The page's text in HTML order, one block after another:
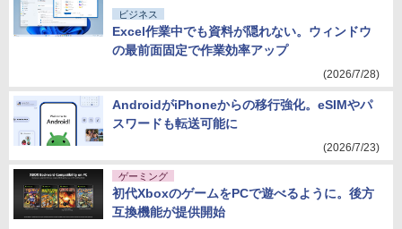
ビジネス
Excel作業中でも資料が隠れない。ウィンドウ
の最前面固定で作業効率アップ
(2026/7/28)
AndroidがiPhoneからの移行強化。eSIMやパ
スワードも転送可能に
(2026/7/23)
ゲーミング
初代XboxのゲームをPCで遊べるように。後方
互換機能が提供開始